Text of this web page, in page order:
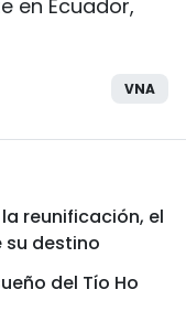
en Ecuador,
VNA
reunificación, el
su destino
del Tío Ho